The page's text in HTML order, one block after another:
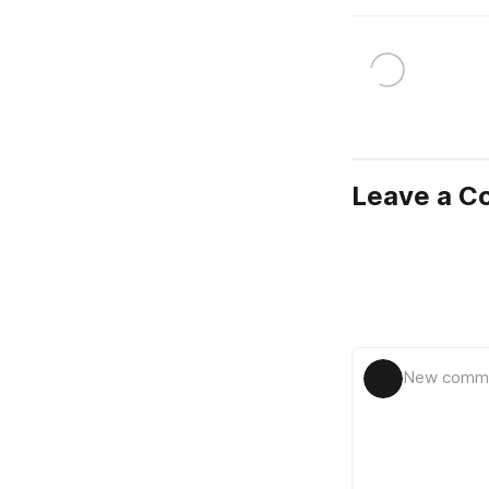
Leave a